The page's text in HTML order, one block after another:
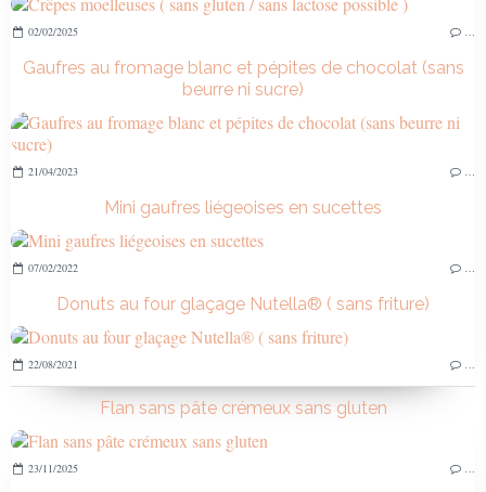
02/02/2025
Gaufres au fromage blanc et pépites de chocolat (sans
beurre ni sucre)
21/04/2023
Mini gaufres liégeoises en sucettes
07/02/2022
Donuts au four glaçage Nutella® ( sans friture)
22/08/2021
Flan sans pâte crémeux sans gluten
23/11/2025